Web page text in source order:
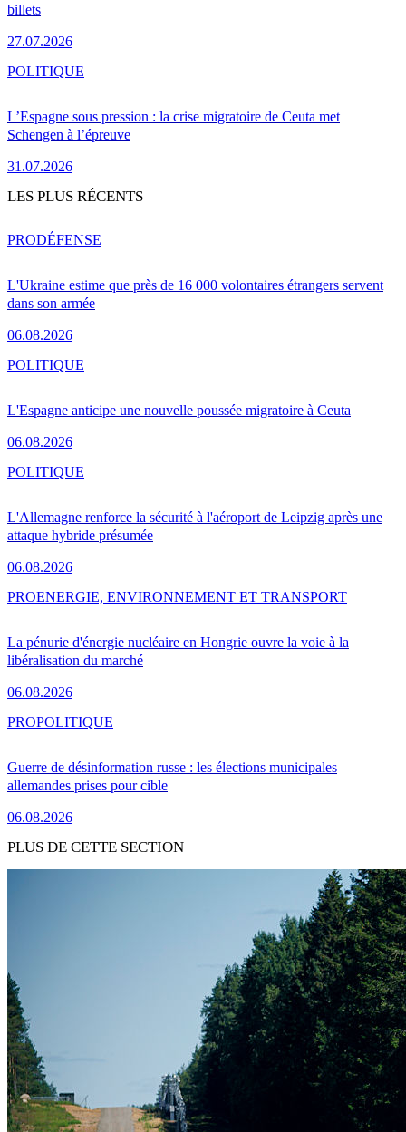
billets
27.07.2026
L’Espagne sous pression : la crise migratoire de Ceuta met
Schengen à l’épreuve
31.07.2026
POLITIQUE
LES PLUS RÉCENTS
L'Ukraine estime que près de 16 000 volontaires étrangers servent
dans son armée
06.08.2026
PRODÉFENSE
L'Espagne anticipe une nouvelle poussée migratoire à Ceuta
06.08.2026
POLITIQUE
L'Allemagne renforce la sécurité à l'aéroport de Leipzig après une
attaque hybride présumée
06.08.2026
POLITIQUE
La pénurie d'énergie nucléaire en Hongrie ouvre la voie à la
libéralisation du marché
06.08.2026
PROENERGIE, ENVIRONNEMENT ET TRANSPORT
Guerre de désinformation russe : les élections municipales
allemandes prises pour cible
06.08.2026
PROPOLITIQUE
PLUS DE CETTE SECTION